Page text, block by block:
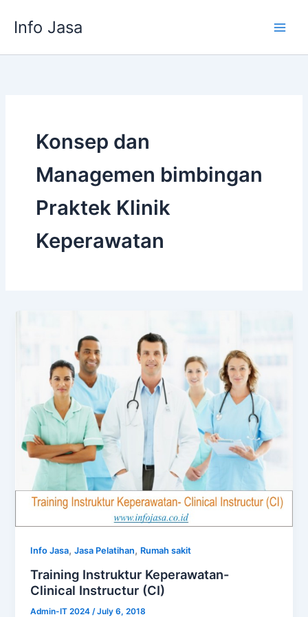
Info Jasa
Konsep dan
Managemen bimbingan
Praktek Klinik
Keperawatan
Info Jasa,Jasa Pelatihan, Rumah sakit
Training Instruktur Keperawatan-
Clinical Instructur (CI)
Admin-IT 2024/July 6, 2018